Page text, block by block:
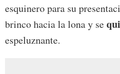
esquinero para su
brinco hacia la lona y se
espeluznante.